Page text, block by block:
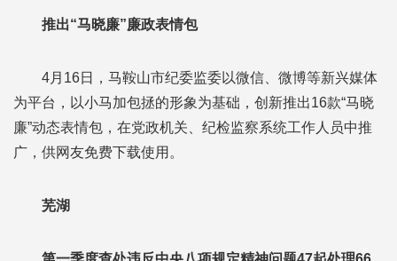
推出“马晓廉”廉政表情包
4月16日，马鞍山市纪委监委以微信、微博等新兴媒体
为平台，以小马加包拯的形象为基础，创新推出16款“马晓
廉”动态表情包，在党政机关、纪检监察系统工作人员中推
广，供网友免费下载使用。
芜湖